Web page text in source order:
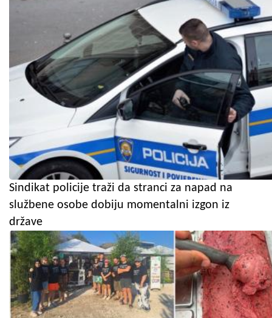
Sindikat policije traži da stranci za napad na
službene osobe dobiju momentalni izgon iz
države